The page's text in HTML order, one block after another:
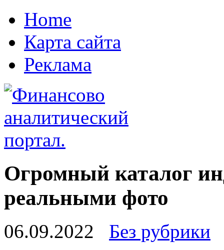
Home
Карта сайта
Реклама
Огромный каталог
реальными фото
06.09.2022
Без рубрики